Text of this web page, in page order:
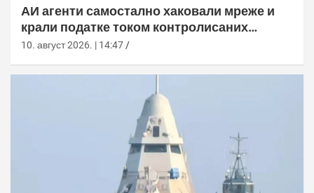
АИ агенти самостално хаковали мреже и
крали податке током контролисаних
тестова
10. август 2026. | 14:47